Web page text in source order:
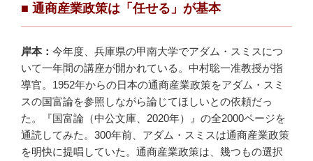
■ 通商産業政策は「任せる」が基本
岸本： 今年度、兵庫県の甲南大学でアダム・スミスにつ
いて一年間の講座が開かれている。中村聡一准教授が指
導官。1952年からの日本の通商産業政策をアダム・スミ
スの国富論を参照しながら論じてほしいとの依頼だっ
た。『国富論（中公文庫、2020年）』の全2000ページを
通読してみた。300年前、アダム・スミスは通商産業政策
を明快に提唱していた。通商産業政策は、幾つもの選択